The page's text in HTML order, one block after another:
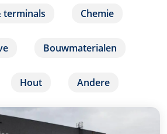
terminals Chemie
Bouwmaterialen
Hout Andere